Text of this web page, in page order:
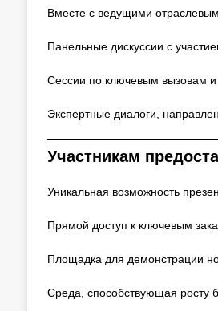
Вместе с ведущими
Панельные дискуссии с
Сессии по ключевым вызовам и
Экспертные диалоги,
Участникам
Уникальная возможность
Прямой доступ к ключевым
Площадка для демонстрации
Среда, способствующая росту